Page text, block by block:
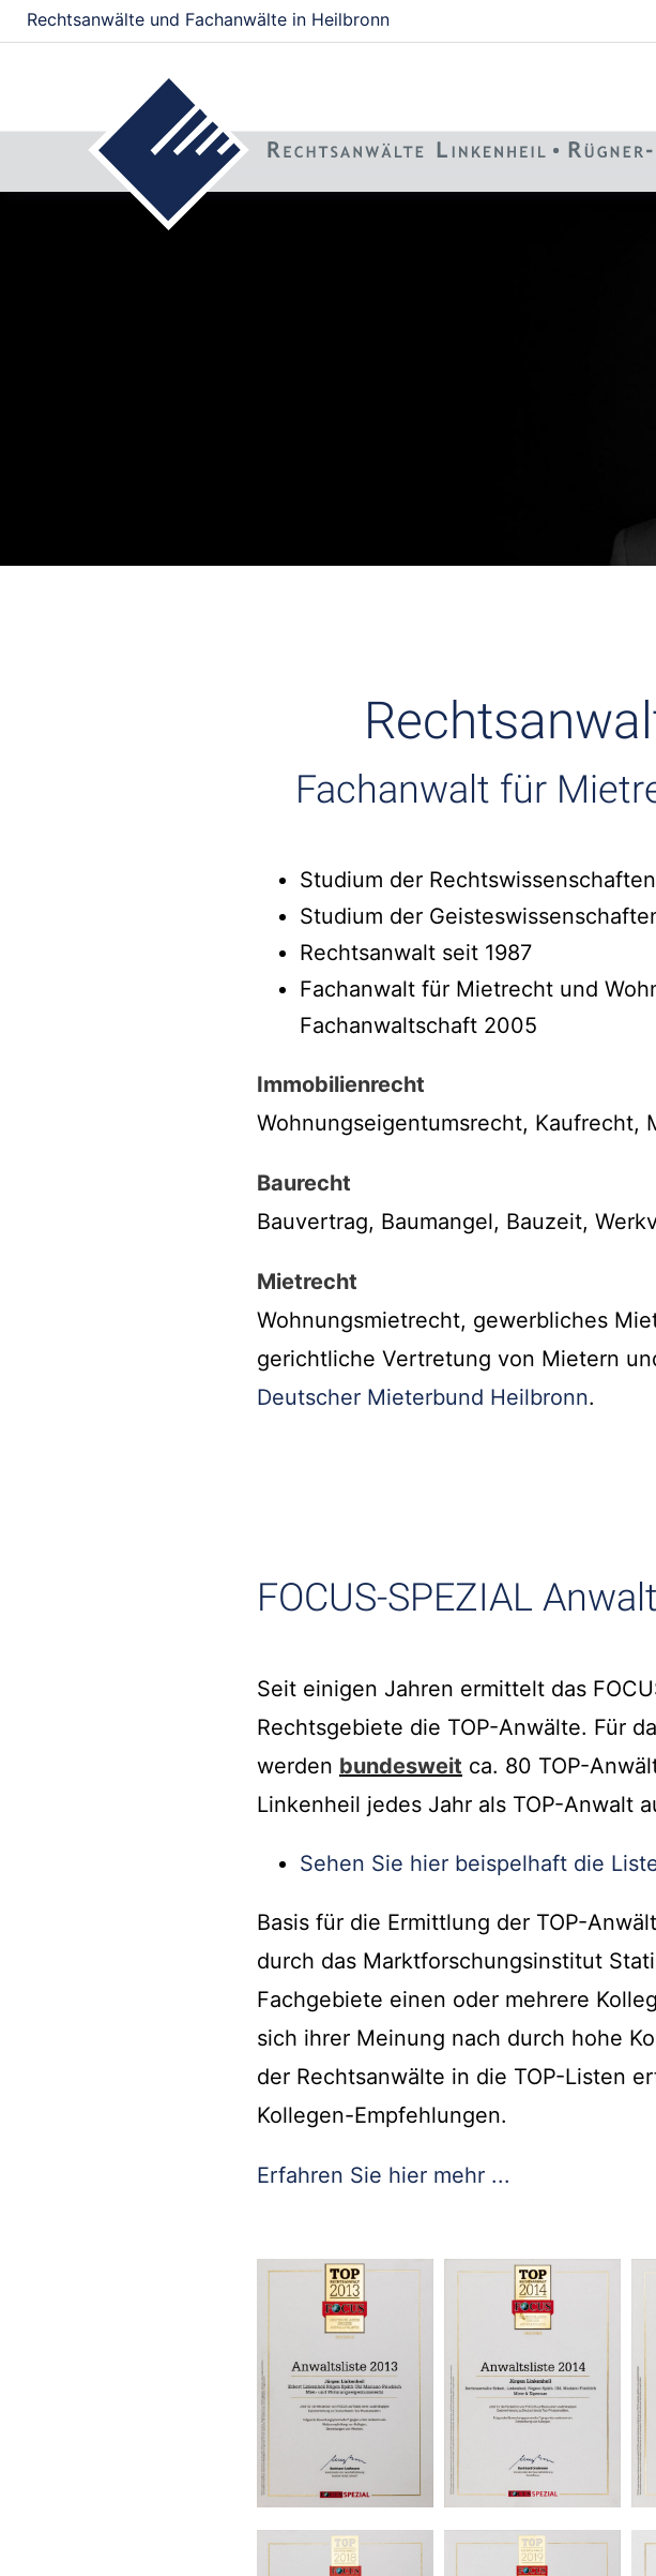
Rechtsanwälte und Fachanwälte in Heilbronn
Fachanwalt für
Studium der
Studium der
Rechtsanwalt seit 1987
Fachanwalt für Mietrecht und
Fachanwaltschaft 2005
Immobilienrecht
Wohnungseigentumsrecht, Kaufrecht,
Baurecht
Bauvertrag, Baumangel, Bauzeit,
Mietrecht
Wohnungsmietrecht, gewerbliches
gerichtliche Vertretung von Mietern
Deutscher Mieterbund Heilbronn.
FOCUS-SPEZIAL
Seit einigen Jahren ermittelt das
Rechtsgebiete die TOP-Anwälte. Für
werden bundesweit ca. 80 TOP-
Linkenheil jedes Jahr als TOP-Anwalt
Sehen Sie hier beispelhaft die
Basis für die Ermittlung der TOP-
durch das Marktforschungsinstitut
Fachgebiete einen oder mehrere
sich ihrer Meinung nach durch hohe
der Rechtsanwälte in die TOP-Listen
Kollegen-Empfehlungen.
Erfahren Sie hier mehr ...